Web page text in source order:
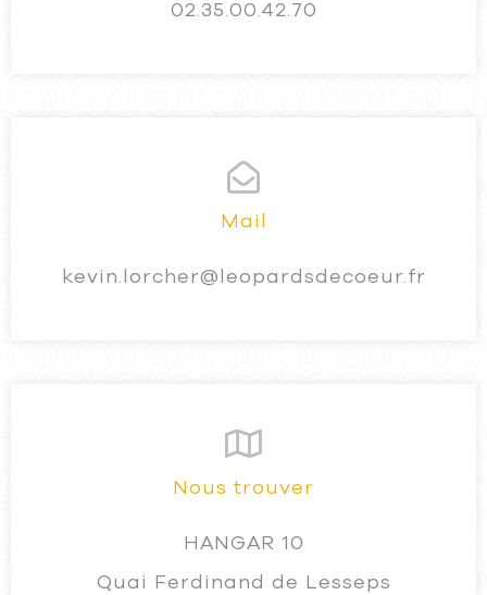
02.35.00.42.70
Mail
kevin.lorcher@leopardsdecoeur.fr
Nous trouver
HANGAR 10
Quai Ferdinand de Lesseps